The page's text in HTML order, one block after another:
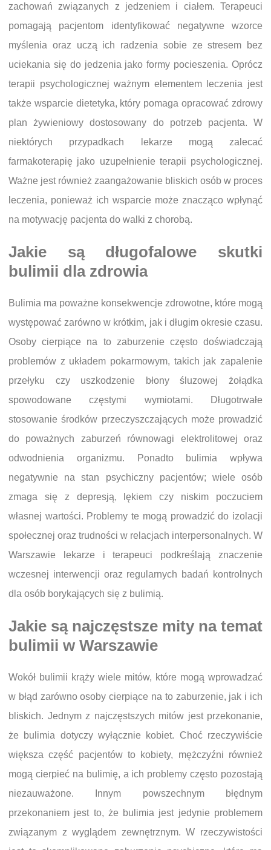
zachowań związanych z jedzeniem i ciałem. Terapeuci
pomagają pacjentom identyfikować negatywne wzorce
myślenia oraz uczą ich radzenia sobie ze stresem bez
uciekania się do jedzenia jako formy pocieszenia. Oprócz
terapii psychologicznej ważnym elementem leczenia jest
także wsparcie dietetyka, który pomaga opracować zdrowy
plan żywieniowy dostosowany do potrzeb pacjenta. W
niektórych przypadkach lekarze mogą zalecać
farmakoterapię jako uzupełnienie terapii psychologicznej.
Ważne jest również zaangażowanie bliskich osób w proces
leczenia, ponieważ ich wsparcie może znacząco wpłynąć
na motywację pacjenta do walki z chorobą.
Jakie są długofalowe skutki
bulimii dla zdrowia
Bulimia ma poważne konsekwencje zdrowotne, które mogą
występować zarówno w krótkim, jak i długim okresie czasu.
Osoby cierpiące na to zaburzenie często doświadczają
problemów z układem pokarmowym, takich jak zapalenie
przełyku czy uszkodzenie błony śluzowej żołądka
spowodowane częstymi wymiotami. Długotrwałe
stosowanie środków przeczyszczających może prowadzić
do poważnych zaburzeń równowagi elektrolitowej oraz
odwodnienia organizmu. Ponadto bulimia wpływa
negatywnie na stan psychiczny pacjentów; wiele osób
zmaga się z depresją, lękiem czy niskim poczuciem
własnej wartości. Problemy te mogą prowadzić do izolacji
społecznej oraz trudności w relacjach interpersonalnych. W
Warszawie lekarze i terapeuci podkreślają znaczenie
wczesnej interwencji oraz regularnych badań kontrolnych
dla osób borykających się z bulimią.
Jakie są najczęstsze mity na temat
bulimii w Warszawie
Wokół bulimii krąży wiele mitów, które mogą wprowadzać
w błąd zarówno osoby cierpiące na to zaburzenie, jak i ich
bliskich. Jednym z najczęstszych mitów jest przekonanie,
że bulimia dotyczy wyłącznie kobiet. Choć rzeczywiście
większa część pacjentów to kobiety, mężczyźni również
mogą cierpieć na bulimię, a ich problemy często pozostają
niezauważone. Innym powszechnym błędnym
przekonaniem jest to, że bulimia jest jedynie problemem
związanym z wyglądem zewnętrznym. W rzeczywistości